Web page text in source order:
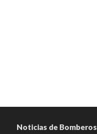
Noticias de Bomberos